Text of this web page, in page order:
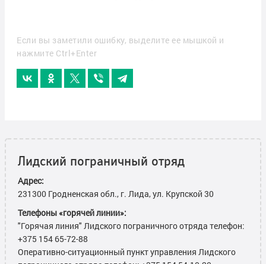
Если вы заметили ошибку, выделите ее мышкой и
нажмите Ctrl+Enter
Лидский пограничный отряд
Адрес:
231300 Гродненская обл., г. Лида, ул. Крупской 30
Телефоны «горячей линии»:
"Горячая линия" Лидского пограничного отряда телефон:
+375 154 65-72-88
Оперативно-ситуационный пункт управления Лидского